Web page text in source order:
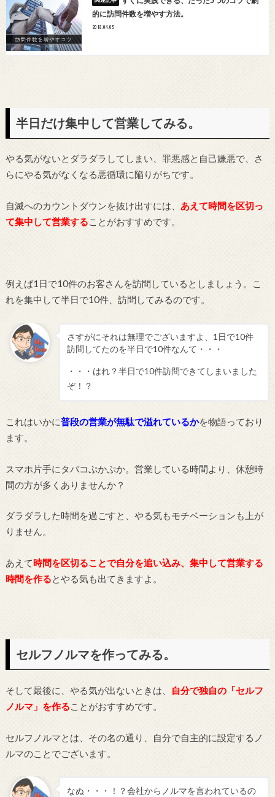
的に訪問件数を増やす方法。
2018.04.05
半日だけ集中して営業してみる。
やる気がないとダラダラしてしまい、罪悪感と自己嫌悪で、さ
らにやる気がなくなる悪循環に陥りがちです。
自滅へのカウントダウンを抜け出すには、 あえて時間を区切っ
て集中して営業することがおすすめです。
例えば1日で10件のお客さんを訪問しているとしましょう。こ
れを集中して半日で10件、訪問してみるのです。
さすがにそれは無理でございますよ、1日で10件
訪問してたのを半日で10件なんて・・・
・・・はれ？半日で10件訪問できてしまいました
ぞ！？
これはいかに普段の営業が無駄で溢れているかを物語っており
ます。
スマホ片手にタバコぷかぷか。営業している時間より、休憩時
間の方が多くありませんか？
ダラダラした時間を過ごすと、やる気もモチベーションも上が
りません。
あえて時間を区切ることで自分を追い込み、集中して営業する
時間を作るとやる気も出てきますよ。
セルフノルマを作ってみる。
そして最後に、やる気が出ないときは、
自分で独自の「セルフ
ノルマ」を作ることがおすすめです。
セルフノルマとは、その名の通り、自分で自主的に設定するノ
ルマのことでございます。
なぬ・・・！？会社からノルマを言われているの